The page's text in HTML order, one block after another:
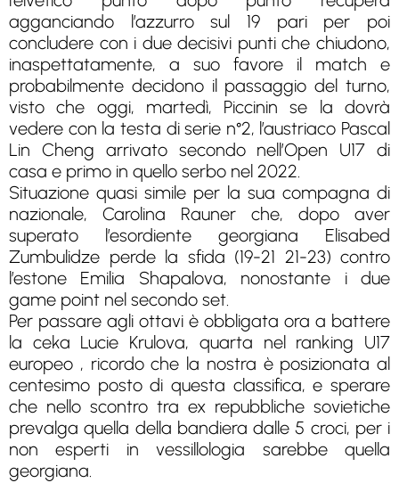
agganciando l’azzurro sul 19 pari per poi
concludere con i due decisivi punti che chiudono,
inaspettatamente, a suo favore il match e
probabilmente decidono il passaggio del turno,
visto che oggi, martedì, Piccinin se la dovrà
vedere con la testa di serie n°2, l’austriaco Pascal
Lin Cheng arrivato secondo nell’Open U17 di
casa e primo in quello serbo nel 2022.
Situazione quasi simile per la sua compagna di
nazionale, Carolina Rauner che, dopo aver
superato l’esordiente georgiana Elisabed
Zumbulidze perde la sfida (19-21 21-23) contro
l’estone Emilia Shapalova, nonostante i due
game point nel secondo set.
Per passare agli ottavi è obbligata ora a battere
la ceka Lucie Krulova, quarta nel ranking U17
europeo , ricordo che la nostra è posizionata al
centesimo posto di questa classifica, e sperare
che nello scontro tra ex repubbliche sovietiche
prevalga quella della bandiera dalle 5 croci, per i
non esperti in vessillologia sarebbe quella
georgiana.